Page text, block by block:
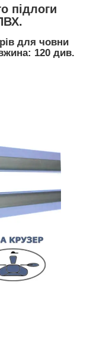
підлоги
для човни
120 див.